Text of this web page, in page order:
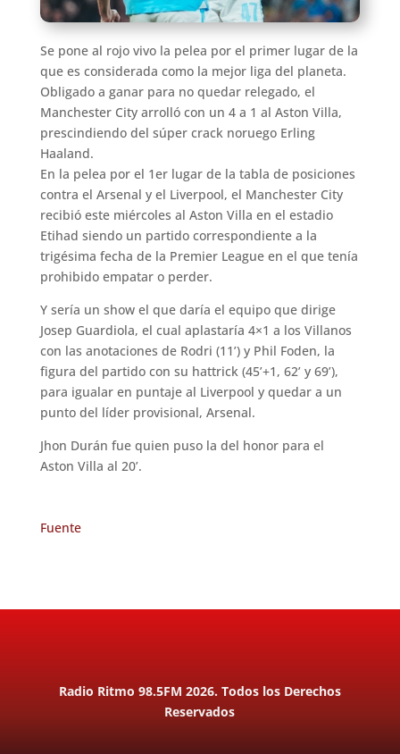
Se pone al rojo vivo la pelea por el primer lugar de la
que es considerada como la mejor liga del planeta.
Obligado a ganar para no quedar relegado, el
Manchester City arrolló con un 4 a 1 al Aston Villa,
prescindiendo del súper crack noruego Erling
Haaland.
En la pelea por el 1er lugar de la tabla de posiciones
contra el Arsenal y el Liverpool, el Manchester City
recibió este miércoles al Aston Villa en el estadio
Etihad siendo un partido correspondiente a la
trigésima fecha de la Premier League en el que tenía
prohibido empatar o perder.
Y sería un show el que daría el equipo que dirige
Josep Guardiola, el cual aplastaría 4×1 a los Villanos
con las anotaciones de Rodri (11’) y Phil Foden, la
figura del partido con su hattrick (45’+1, 62’ y 69’),
para igualar en puntaje al Liverpool y quedar a un
punto del líder provisional, Arsenal.
Jhon Durán fue quien puso la del honor para el
Aston Villa al 20’.
Fuente
Radio Ritmo 98.5FM 2026. Todos los Derechos
Reservados